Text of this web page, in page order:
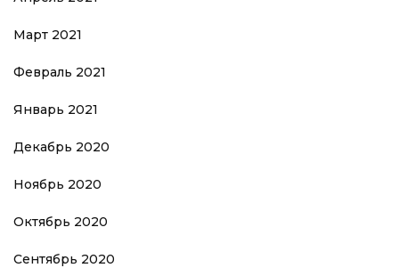
Март 2021
Февраль 2021
Январь 2021
Декабрь 2020
Ноябрь 2020
Октябрь 2020
Сентябрь 2020